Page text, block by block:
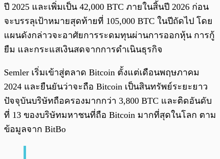
ปี 2025 และเพิ่มเป็น 42,000 BTC ภายในสิ้นปี 2026 ก่อน
จะบรรลุเป้าหมายสุดท้ายที่ 105,000 BTC ในปีถัดไป โดย
แผนดังกล่าวจะอาศัยการระดมทุนผ่านการออกหุ้น การกู้
ยืม และกระแสเงินสดจากการดำเนินธุรกิจ
Semler เริ่มเข้าสู่ตลาด Bitcoin ตั้งแต่เดือนพฤษภาคม
2024 และยืนยันว่าจะถือ Bitcoin เป็นสินทรัพย์ระยะยาว
ปัจจุบันบริษัทถือครองมากกว่า 3,800 BTC และติดอันดับ
ที่ 13 ของบริษัทมหาชนที่ถือ Bitcoin มากที่สุดในโลก ตาม
ข้อมูลจาก BitBo